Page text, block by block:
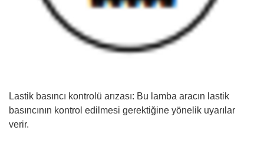
Lastik basıncı kontrolü arızası: Bu lamba aracın lastik
basıncının kontrol edilmesi gerektiğine yönelik uyarılar
verir.